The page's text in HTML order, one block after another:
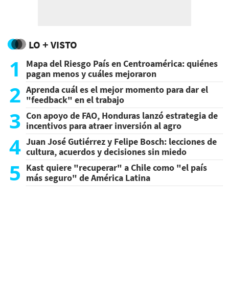
LO + VISTO
1
Mapa del Riesgo País en Centroamérica: quiénes
pagan menos y cuáles mejoraron
2 Aprenda cuál es el mejor momento para dar el
"feedback" en el trabajo
3 Con apoyo de FAO, Honduras lanzó estrategia de
incentivos para atraer inversión al agro
4 Juan José Gutiérrez y Felipe Bosch: lecciones de
cultura, acuerdos y decisiones sin miedo
5 Kast quiere "recuperar" a Chile como "el país
más seguro" de América Latina